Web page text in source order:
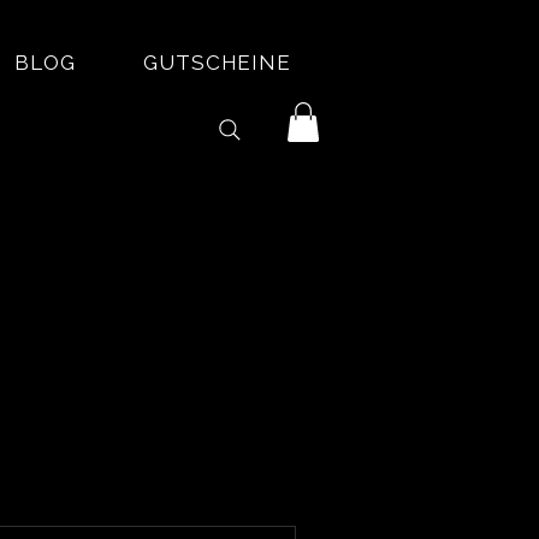
BLOG GUTSCHEINE